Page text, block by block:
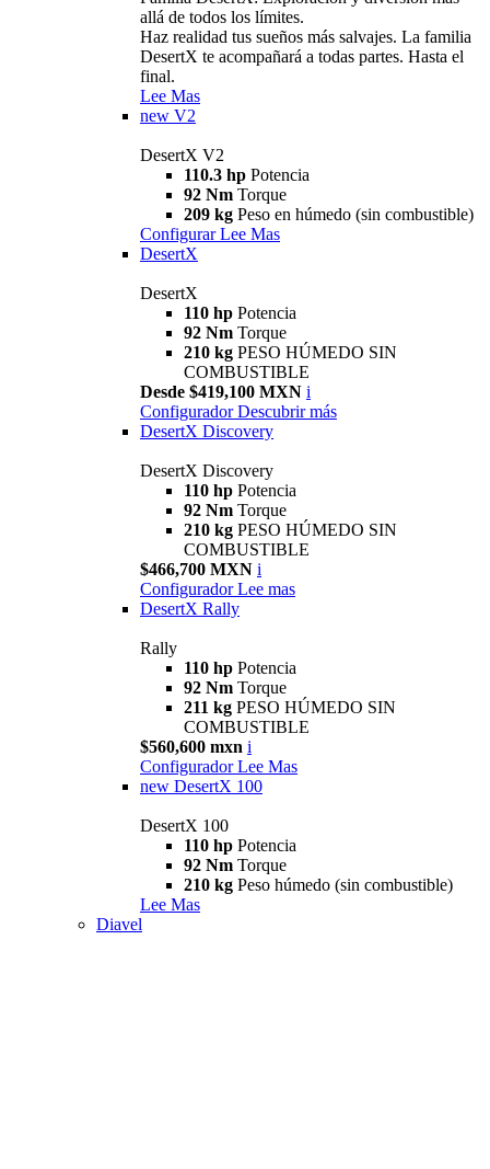
allá de todos los límites.
Haz realidad tus sueños más salvajes. La familia
DesertX te acompañará a todas partes. Hasta el
final.
Lee Mas
new V2
DesertX V2
110.3 hp Potencia
92 Nm Torque
209 kg Peso en húmedo (sin combustible)
Configurar Lee Mas
DesertX
DesertX
110 hp Potencia
92 Nm Torque
210 kg PESO HÚMEDO SIN
COMBUSTIBLE
Desde $419,100 MXN i
Configurador Descubrir más
DesertX Discovery
DesertX Discovery
110 hp Potencia
92 Nm Torque
210 kg PESO HÚMEDO SIN
COMBUSTIBLE
$466,700 MXN i
Configurador Lee mas
DesertX Rally
Rally
110 hp Potencia
92 Nm Torque
211 kg PESO HÚMEDO SIN
COMBUSTIBLE
$560,600 mxn i
Configurador Lee Mas
new DesertX 100
DesertX 100
110 hp Potencia
92 Nm Torque
210 kg Peso húmedo (sin combustible)
Lee Mas
Diavel